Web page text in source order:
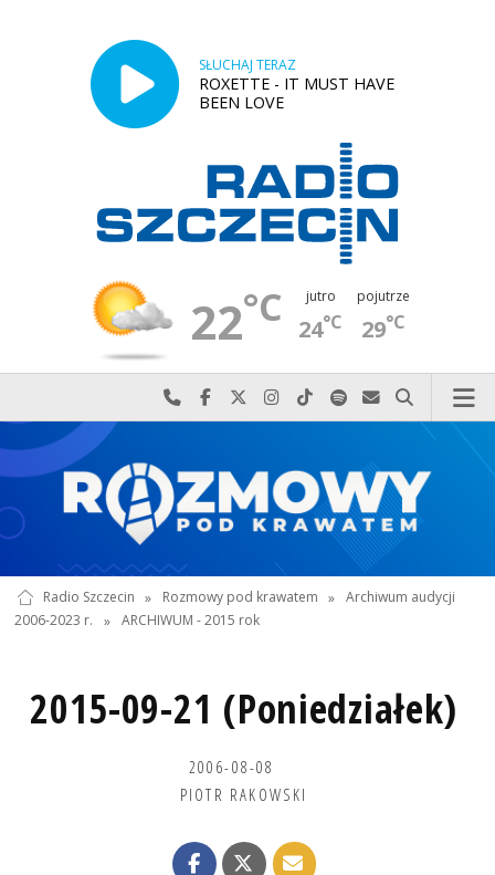
SŁUCHAJ TERAZ
ROXETTE - IT MUST HAVE
BEEN LOVE
22°C jutro
24°C
pojutrze
29°C
Najlepiej po prostu do nas zadzwoń
Odwiedź nas na Facebook-u
Odwiedź nas na X
Odwiedź nas na Instagram-ie
Odwiedź nas na TikTok-u
Szukaj nas na Spotify
Wyślij do nas
Szukaj
Radio Szczecin » Rozmowy pod krawatem » Archiwum audycji
2006-2023 r.
» ARCHIWUM - 2015 rok
2015-09-21 (Poniedziałek)
2006-08-08
PIOTR RAKOWSKI